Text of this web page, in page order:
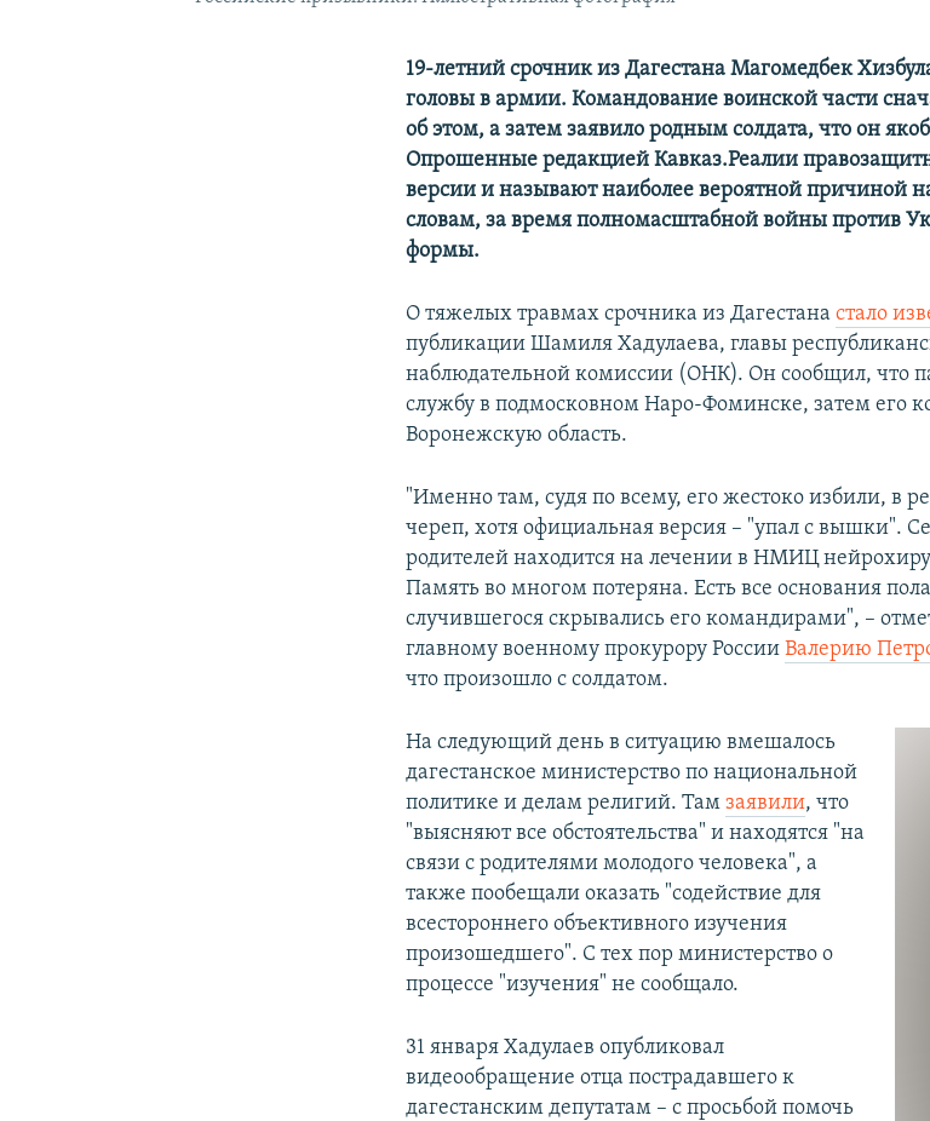
19-летний срочник из Дагестана Магомедбек
головы в армии. Командование воинской части
об этом, а затем заявило родным солдата, что он
Опрошенные редакцией Кавказ.Реалии
версии и называют наиболее вероятной причиной
словам, за время полномасштабной войны против
формы.
О тяжелых травмах срочника из Дагестанастало
публикации Шамиля Хадулаева, главы
наблюдательной комиссии (ОНК). Он сообщил, что
службу в подмосковном Наро-Фоминске, затем его
Воронежскую область.
"Именно там, судя по всему, его жестоко избили, в
череп, хотя официальная версия – "упал с вышки".
родителей находится на лечении в НМИЦ
Память во многом потеряна. Есть все основания
случившегося скрывались его командирами", –
главному военному прокурору РоссииВалерию
что произошло с солдатом.
На следующий день в ситуацию вмешалось
дагестанское министерство по национальной
политике и делам религий. Тамзаявили, что
"выясняют все обстоятельства" и находятся "на
связи с родителями молодого человека", а
также пообещали оказать "содействие для
всестороннего объективного изучения
произошедшего". С тех пор министерство о
процессе "изучения" не сообщало.
31 января Хадулаев опубликовал
видеообращение отца пострадавшего к
дагестанским депутатам – с просьбой помочь